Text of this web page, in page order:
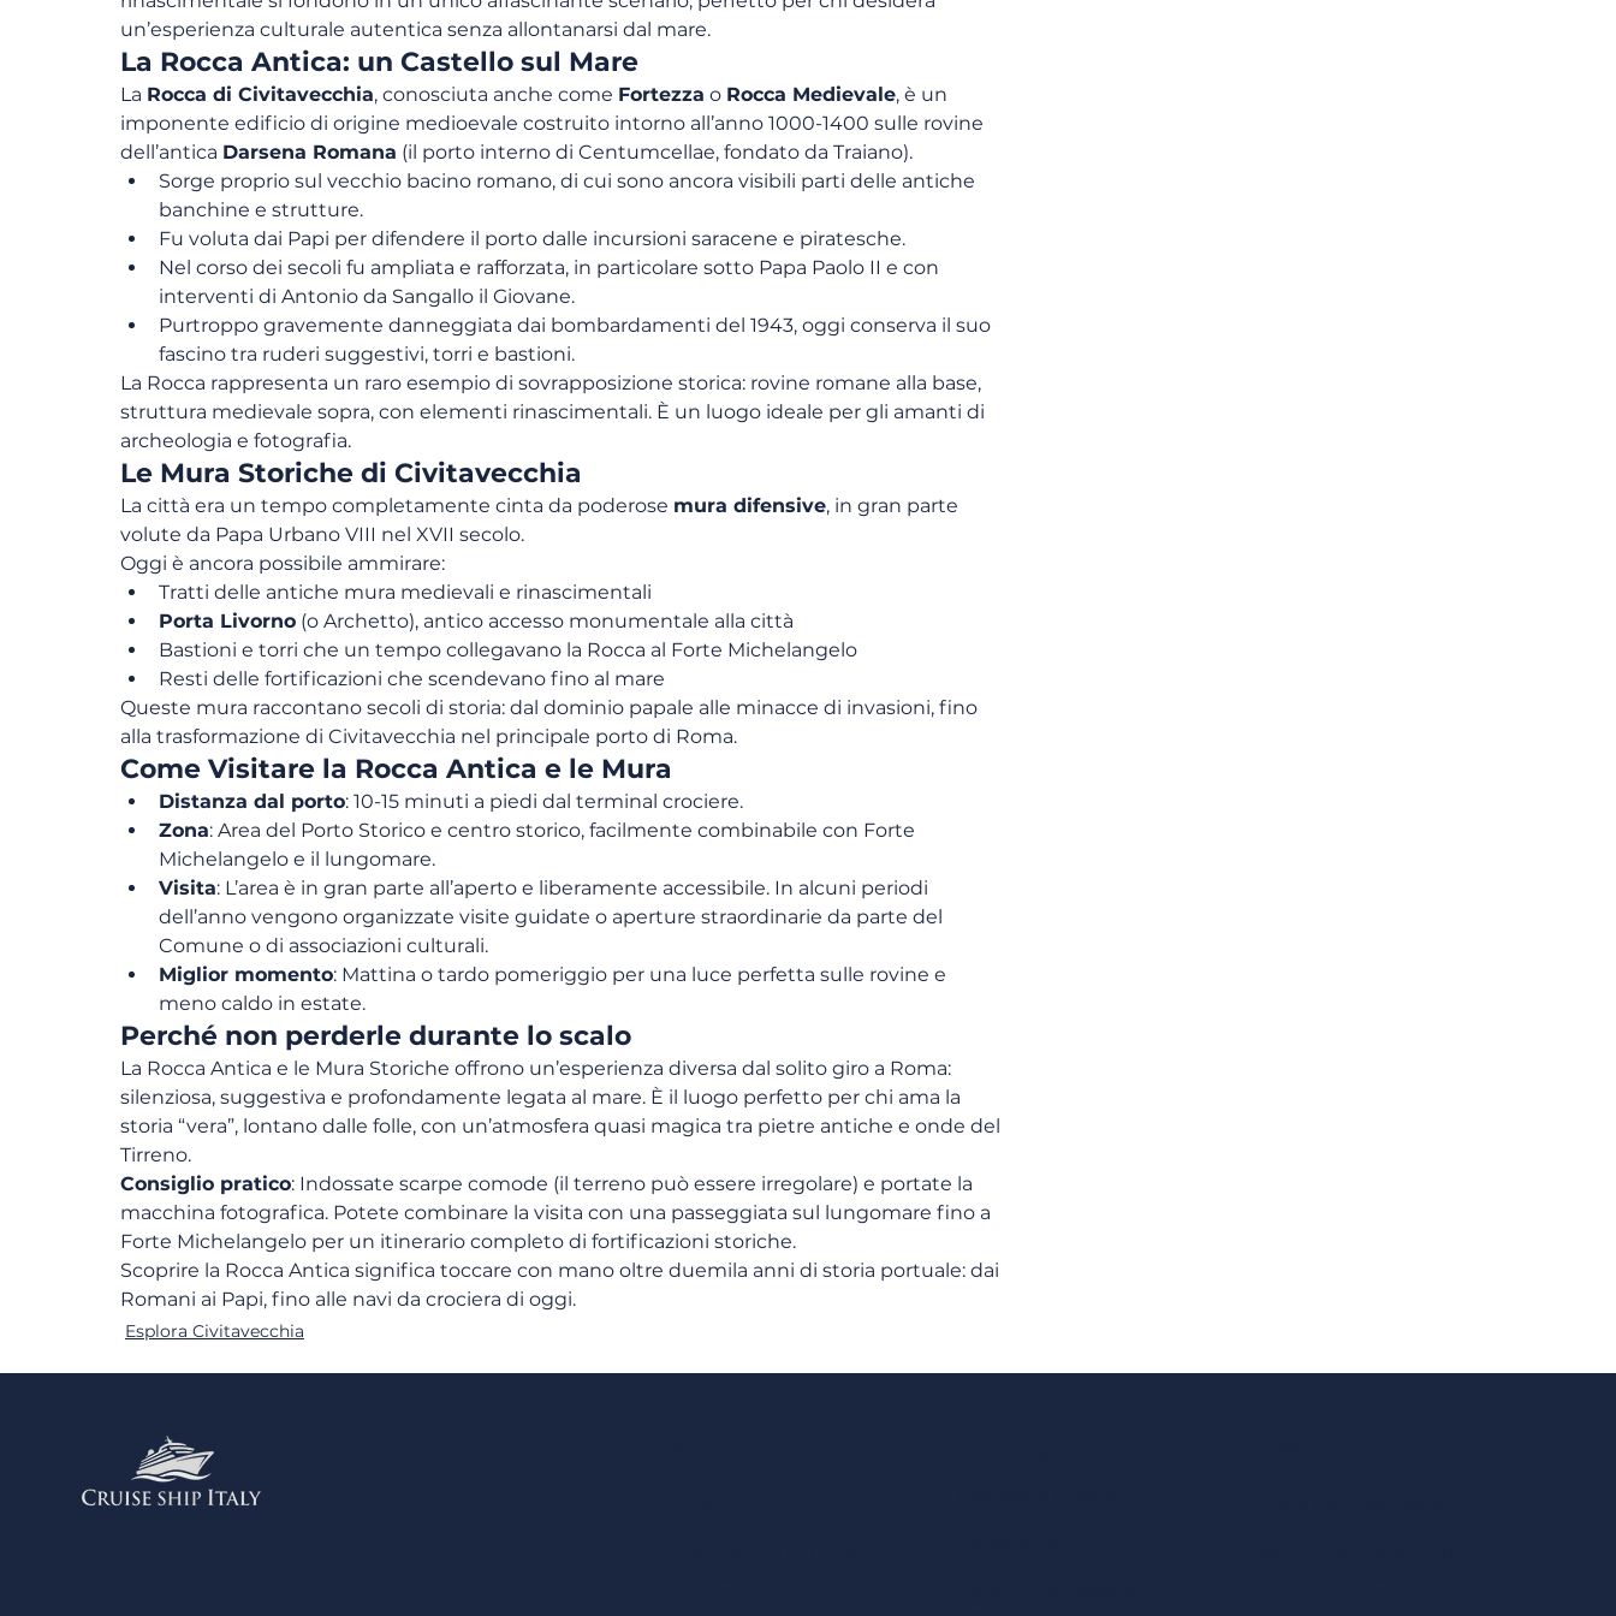
un’esperienza culturale autentica senza allontanarsi dal mare.
La Rocca Antica: un Castello sul Mare
La Rocca di Civitavecchia, conosciuta anche come Fortezza o Rocca Medievale, è un
imponente edificio di origine medioevale costruito intorno all’anno 1000-1400 sulle rovine
dell’antica Darsena Romana (il porto interno di Centumcellae, fondato da Traiano).
Sorge proprio sul vecchio bacino romano, di cui sono ancora visibili parti delle antiche
banchine e strutture.
Fu voluta dai Papi per difendere il porto dalle incursioni saracene e piratesche.
Nel corso dei secoli fu ampliata e rafforzata, in particolare sotto Papa Paolo II e con
interventi di Antonio da Sangallo il Giovane.
Purtroppo gravemente danneggiata dai bombardamenti del 1943, oggi conserva il suo
fascino tra ruderi suggestivi, torri e bastioni.
La Rocca rappresenta un raro esempio di sovrapposizione storica: rovine romane alla base,
struttura medievale sopra, con elementi rinascimentali. È un luogo ideale per gli amanti di
archeologia e fotografia.
Le Mura Storiche di Civitavecchia
La città era un tempo completamente cinta da poderose mura difensive, in gran parte
volute da Papa Urbano VIII nel XVII secolo.
Oggi è ancora possibile ammirare:
Tratti delle antiche mura medievali e rinascimentali
Porta Livorno (o Archetto), antico accesso monumentale alla città
Bastioni e torri che un tempo collegavano la Rocca al Forte Michelangelo
Resti delle fortificazioni che scendevano fino al mare
Queste mura raccontano secoli di storia: dal dominio papale alle minacce di invasioni, fino
alla trasformazione di Civitavecchia nel principale porto di Roma.
Come Visitare la Rocca Antica e le Mura
Distanza dal porto: 10-15 minuti a piedi dal terminal crociere.
Zona: Area del Porto Storico e centro storico, facilmente combinabile con Forte
Michelangelo e il lungomare.
Visita: L’area è in gran parte all’aperto e liberamente accessibile. In alcuni periodi
dell’anno vengono organizzate visite guidate o aperture straordinarie da parte del
Comune o di associazioni culturali.
Miglior momento: Mattina o tardo pomeriggio per una luce perfetta sulle rovine e
meno caldo in estate.
Perché non perderle durante lo scalo
La Rocca Antica e le Mura Storiche offrono un’esperienza diversa dal solito giro a Roma:
silenziosa, suggestiva e profondamente legata al mare. È il luogo perfetto per chi ama la
storia “vera”, lontano dalle folle, con un’atmosfera quasi magica tra pietre antiche e onde del
Tirreno.
Consiglio pratico: Indossate scarpe comode (il terreno può essere irregolare) e portate la
macchina fotografica. Potete combinare la visita con una passeggiata sul lungomare fino a
Forte Michelangelo per un itinerario completo di fortificazioni storiche.
Scoprire la Rocca Antica significa toccare con mano oltre duemila anni di storia portuale: dai
Romani ai Papi, fino alle navi da crociera di oggi.
Esplora Civitavecchia